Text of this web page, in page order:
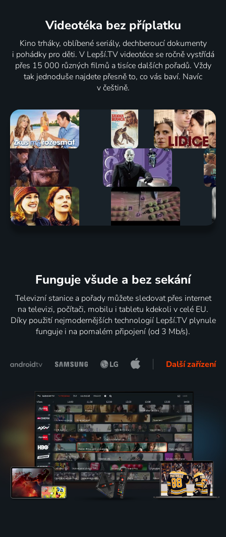
Videotéka bez příplatku
Kino trháky, oblíbené seriály, dechberoucí dokumenty
i pohádky pro děti. V Lepší.TV videotéce se ročně vystřídá
přes 15 000 různých filmů a tisíce dalších pořadů. Vždy
tak jednoduše najdete přesně to, co vás baví. Navíc
v češtině.
Funguje všude a bez sekání
Televizní stanice a pořady můžete sledovat přes internet
na televizi, počítači, mobilu i tabletu kdekoli v celé EU.
Díky použití nejmodernějších technologií Lepší.TV plynule
funguje i na pomalém připojení (od 3 Mb/s).
Další zařízení